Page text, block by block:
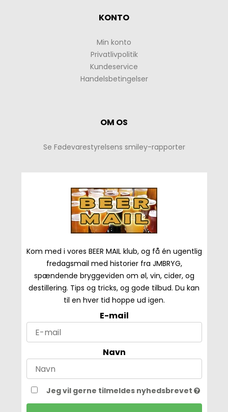
KONTO
Min konto
Privatlivpolitik
Kundeservice
Handelsbetingelser
OM OS
Se Fødevarestyrelsens smiley-rapporter
Kom med i vores BEER MAIL klub, og få én ugentlig
fredagsmail med historier fra JMBRYG,
spændende bryggeviden om øl, vin, cider, og
destillering. Tips og tricks, og gode tilbud. Du kan
til en hver tid hoppe ud igen.
E-mail
Navn
Jeg vil gerne tilmeldes nyhedsbrevet